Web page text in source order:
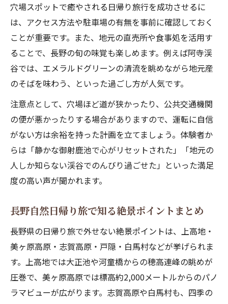
穴場スポットで癒やされる日帰り旅行を成功させるに
は、アクセス方法や駐車場の有無を事前に確認しておく
ことが重要です。また、地元の直売所や食事処を活用す
ることで、長野の旬の味覚も楽しめます。例えば阿寺渓
谷では、エメラルドグリーンの清流を眺めながら地元産
のそばを味わう、といった過ごし方が人気です。
注意点として、穴場ほど道が狭かったり、公共交通機関
の便が悪かったりする場合がありますので、運転に自信
がない方は余裕を持った計画を立てましょう。体験者か
らは「静かな御射鹿池で心がリセットされた」「地元の
人しか知らない渓谷でのんびり過ごせた」といった満足
度の高い声が聞かれます。
長野自然日帰り旅で知る絶景ポイントまとめ
長野県の日帰り旅で外せない絶景ポイントは、上高地・
美ヶ原高原・志賀高原・戸隠・白馬村などが挙げられま
す。上高地では大正池や河童橋からの穂高連峰の眺めが
圧巻で、美ヶ原高原では標高約2,000メートルからのパノ
ラマビューが広がります。志賀高原や白馬村も、四季の